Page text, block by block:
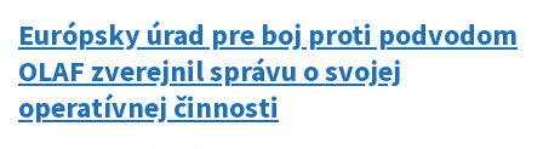
Európsky úrad pre boj proti podvodom
OLAF zverejnil správu o svojej
operatívnej činnosti